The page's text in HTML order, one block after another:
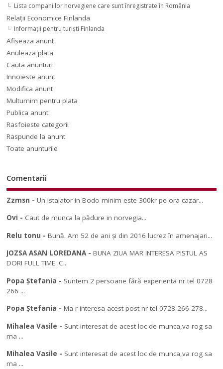
Lista companiilor norvegiene care sunt înregistrate în România
Relaţii Economice Finlanda
Informaţii pentru turişti Finlanda
Afiseaza anunt
Anuleaza plata
Cauta anunturi
Innoieste anunt
Modifica anunt
Multumim pentru plata
Publica anunt
Rasfoieste categorii
Raspunde la anunt
Toate anunturile
Comentarii
Zzmsn -Un istalator in Bodo minim este 300kr pe ora cazar...
Ovi - Caut de munca la pădure in norvegia...
Relu tonu -Bună. Am 52 de ani și din 2016 lucrez în amenajari...
JOZSA ASAN LOREDANA-BUNA ZIUA MAR INTERESA PISTUL AS
DORI FULL TIME. C...
Popa Ștefania - Suntem 2 persoane fără experienta nr tel 0728
266 ...
Popa Ștefania -Ma-r interesa acest post nr tel 0728 266 278...
Mihalea Vasile - Sunt interesat de acest loc de munca,va rog sa
ma ...
Mihalea Vasile - Sunt interesat de acest loc de munca,va rog sa
ma ...